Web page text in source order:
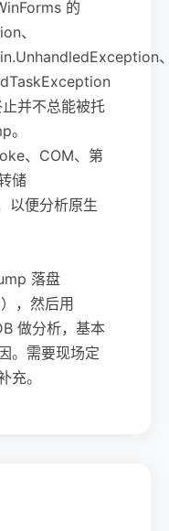
的
、
并不总能被托
。
、COM、第
储
以便分析原生
落盘
，然后用
做分析，基本
。需要现场定
充。